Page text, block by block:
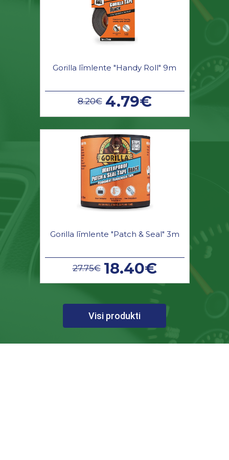
Gorilla līmlente "Handy Roll" 9m
8.20€ 4.79€
Gorilla līmlente "Patch & Seal" 3m
27.75€ 18.40€
Visi produkti